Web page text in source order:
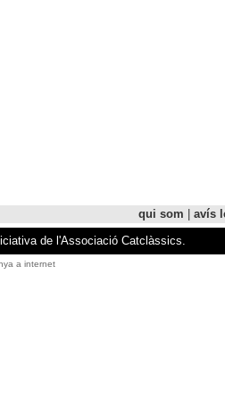
qui som
avís
de l'Associació Catclàssics.
a internet